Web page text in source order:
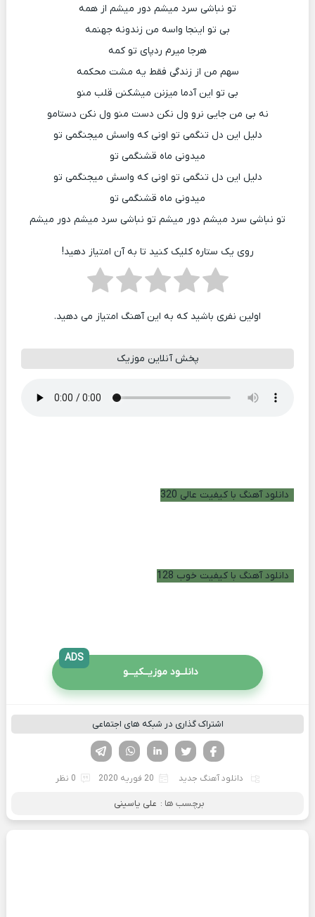
تو نباشی سرد میشم دور میشم از همه
بی تو اینجا واسه من زندونه جهنمه
هرجا میرم ردپای تو کمه
سهم من از زندگی فقط یه مشت محکمه
بی تو این آدما میزنن میشکنن قلب منو
نه بی من جایی نرو ول نکن دست منو ول نکن دستامو
دلیل این دل تنگمی تو اونی که واسش میجنگمی تو
میدونی ماه قشنگمی تو
دلیل این دل تنگمی تو اونی که واسش میجنگمی تو
میدونی ماه قشنگمی تو
تو نباشی سرد میشم دور میشم تو نباشی سرد میشم دور میشم
روی یک ستاره کلیک کنید تا به آن امتیاز دهید!
اولین نفری باشید که به این آهنگ امتیاز می دهید.
پخش آنلاین موزیک
دانلود آهنگ با کیفیت عالی 320
دانلود آهنگ با کیفیت خوب 128
دانلــود موزیــکیـــو
ADS
اشتراک گذاری در شبکه های اجتماعی
لینکدین تویتر
فیسوک
دانلود آهنگ جدید 20 فوریه 2020 0 نظر
برچسب ها : علی یاسینی